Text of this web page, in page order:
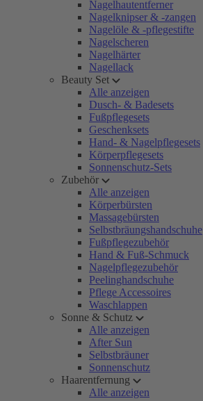
Nagelhautentferner
Nagelknipser & -zangen
Nagelöle & -pflegestifte
Nagelscheren
Nagelhärter
Nagellack
Beauty Set
Alle anzeigen
Dusch- & Badesets
Fußpflegesets
Geschenksets
Hand- & Nagelpflegesets
Körperpflegesets
Sonnenschutz-Sets
Zubehör
Alle anzeigen
Körperbürsten
Massagebürsten
Selbstbräungshandschuhe
Fußpflegezubehör
Hand & Fuß-Schmuck
Nagelpflegezubehör
Peelinghandschuhe
Pflege Accessoires
Waschlappen
Sonne & Schutz
Alle anzeigen
After Sun
Selbstbräuner
Sonnenschutz
Haarentfernung
Alle anzeigen